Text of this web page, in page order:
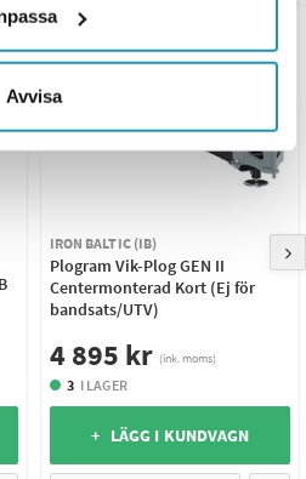
Avvisa
IRON BALTIC (IB)
Plogram Vik-Plog GEN II
Centermonterad Kort (Ej för
bandsats/UTV)
4 895 kr (ink. moms)
3 I LAGER
+ LÄGG I KUNDVAGN